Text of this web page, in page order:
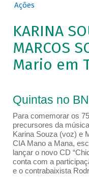
Ações
KARINA
MARCOS
Mario em
Quintas no
Para comemorar os
precursores da
Karina Souza (voz) e
CIA Mano a Mana,
lançar o novo CD
conta com a
e o contrabaixista